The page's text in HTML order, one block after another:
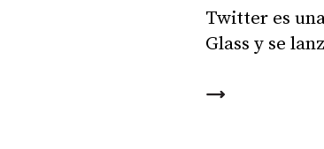
Twitter es
Glass y se